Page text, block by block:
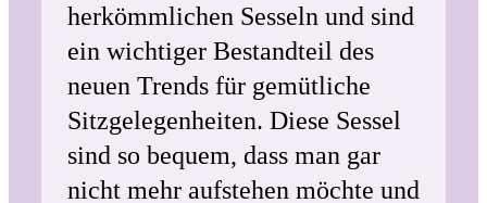
herkömmlichen Sesseln und sind
ein wichtiger Bestandteil des
neuen Trends für gemütliche
Sitzgelegenheiten. Diese Sessel
sind so bequem, dass man gar
nicht mehr aufstehen möchte und